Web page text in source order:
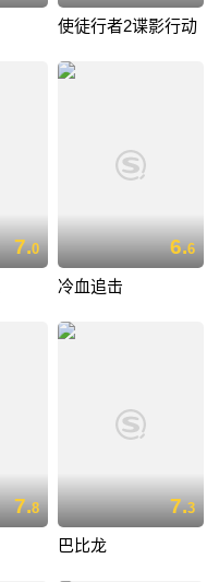
使徒行者2谍影行动
7.0 6.6
冷血追击
7.8 7.3
巴比龙